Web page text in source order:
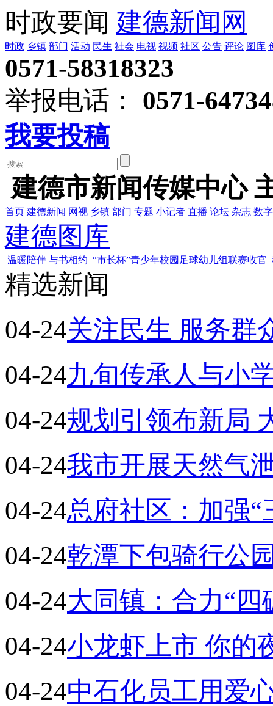
时政要闻 建德新闻网
时政 乡镇 部门 活动 民生 社会 电视 视频 社区 公告 评论 图库
0571-58318323
举报电话：
0571-
我要投稿
建德市新闻传媒中心
首页 建德新闻 网视 乡镇 部门 专题 小记者 直播 论坛 杂志 数
建德图库
温暖陪伴 与书相约 “市长杯”青少年校园足球幼儿组联赛收官
精选新闻
04-24关注民生 服务群
04-24九旬传承人与小
04-24规划引领布新局
04-24我市开展天然气
04-24总府社区：加强
04-24乾潭下包骑行公
04-24大同镇：合力“
04-24小龙虾上市 你的
04-24中石化员工用爱